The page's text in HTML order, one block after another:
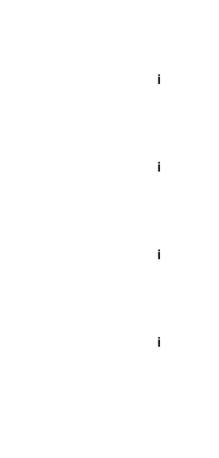
i
i
i
i